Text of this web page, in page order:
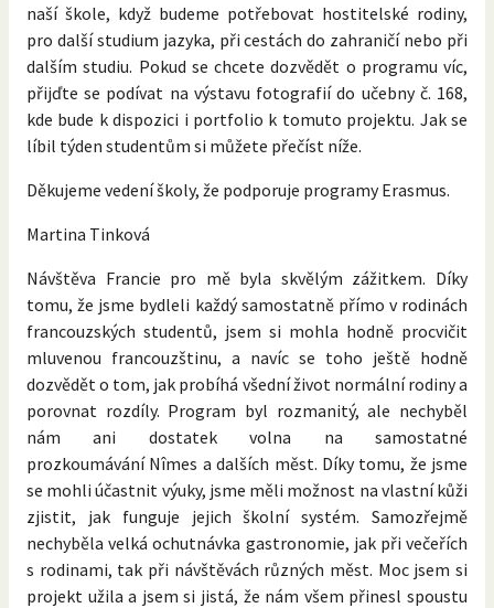
naší škole, když budeme potřebovat hostitelské rodiny,
pro další studium jazyka, při cestách do zahraničí nebo při
dalším studiu. Pokud se chcete dozvědět o programu víc,
přijďte se podívat na výstavu fotografií do učebny č. 168,
kde bude k dispozici i portfolio k tomuto projektu. Jak se
líbil týden studentům si můžete přečíst níže.
Děkujeme vedení školy, že podporuje programy Erasmus.
Martina Tinková
Návštěva Francie pro mě byla skvělým zážitkem. Díky
tomu, že jsme bydleli každý samostatně přímo v rodinách
francouzských studentů, jsem si mohla hodně procvičit
mluvenou francouzštinu, a navíc se toho ještě hodně
dozvědět o tom, jak probíhá všední život normální rodiny a
porovnat rozdíly. Program byl rozmanitý, ale nechyběl
nám ani dostatek volna na samostatné
prozkoumávání Nîmes a dalších měst. Díky tomu, že jsme
se mohli účastnit výuky, jsme měli možnost na vlastní kůži
zjistit, jak funguje jejich školní systém. Samozřejmě
nechyběla velká ochutnávka gastronomie, jak při večeřích
s rodinami, tak při návštěvách různých měst. Moc jsem si
projekt užila a jsem si jistá, že nám všem přinesl spoustu